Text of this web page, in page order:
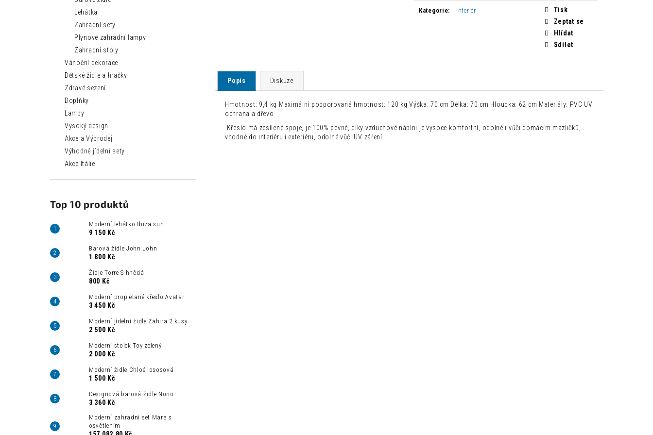
Lehátka
Zahradní sety
Plynové zahradní lampy
Zahradní stoly
Vánoční dekorace
Dětské židle a hračky
Zdravé sezení
Doplňky
Lampy
Vysoký design
Akce a Výprodej
Výhodné jídelní sety
Akce Itálie
Top 10 produktů
Moderní lehátko Ibiza sun
9 150 Kč
Barová židle John John
1 800 Kč
Židle Torre S hnědá
800 Kč
Moderní proplétané křeslo Avatar
3 450 Kč
Moderní jídelní židle Zahira 2 kusy
2 500 Kč
Moderní stolek Toy zelený
2 000 Kč
Moderní židle Chloé lososová
1 500 Kč
Designová barová židle Nono
3 360 Kč
Moderní zahradní set Mara s
osvětlením
Kategorie: Interiér
Tisk
Zeptat se
Hlídat
Sdílet
Popis Diskuze
Hmotnost: 9,4 kg Maximální podporovaná hmotnost: 120 kg Výška: 70 cm Délka: 70 cm Hloubka: 62 cm Materiály: PVC UV
ochrana a dřevo
Křeslo má zesílené spoje, je 100% pevné, díky vzduchové náplni je vysoce komfortní, odolné i vůči domácím mazličků,
vhodné do interiéru i exteriéru, odolné vůči UV záření.